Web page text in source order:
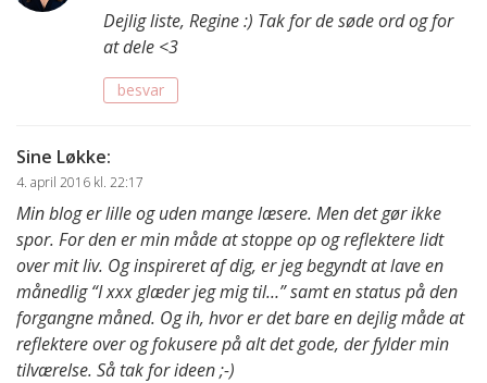
Dejlig liste, Regine :) Tak for de søde ord og for
at dele <3
besvar
Sine Løkke:
4. april 2016 kl. 22:17
Min blog er lille og uden mange læsere. Men det gør ikke
spor. For den er min måde at stoppe op og reflektere lidt
over mit liv. Og inspireret af dig, er jeg begyndt at lave en
månedlig “I xxx glæder jeg mig til…” samt en status på den
forgangne måned. Og ih, hvor er det bare en dejlig måde at
reflektere over og fokusere på alt det gode, der fylder min
tilværelse. Så tak for ideen ;-)